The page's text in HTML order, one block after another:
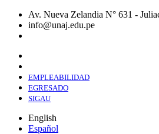
Skip
main
Av. Nueva Zelandia N° 631 -
info@unaj.edu.pe
EMPLEABILIDAD
EGRESADO
SIGAU
English
Español